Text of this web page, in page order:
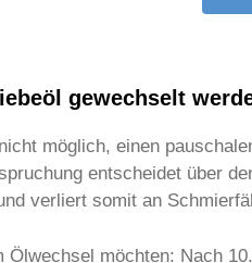
gewechselt
möglich, einen
entscheidet über
verliert somit an
Ölwechsel möchten: Nach